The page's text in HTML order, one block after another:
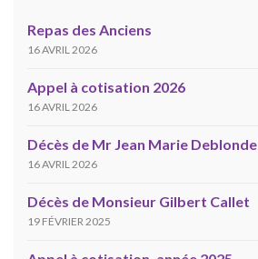
Repas des Anciens
16 AVRIL 2026
Appel à cotisation 2026
16 AVRIL 2026
Décès de Mr Jean Marie Deblonde
16 AVRIL 2026
Décès de Monsieur Gilbert Callet
19 FÉVRIER 2025